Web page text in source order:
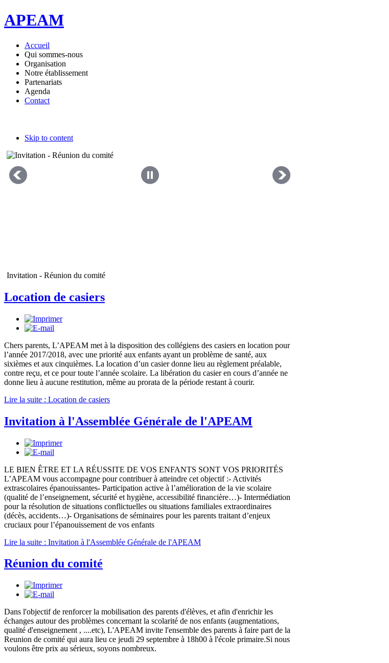
APEAM
Accueil
Qui sommes-nous
Organisation
Notre établissement
Partenariats
Agenda
Contact
Skip to content
Invitation - Réunion du comité
Location de casiers
Chers parents, L’APEAM met à la disposition des collégiens des casiers en location pour
l’année 2017/2018, avec une priorité aux enfants ayant un problème de santé, aux
sixièmes et aux cinquièmes. La location d’un casier donne lieu au règlement préalable,
contre reçu, et ce pour toute l’année scolaire. La libération du casier en cours d’année ne
donne lieu à aucune restitution, même au prorata de la période restant à courir.
Lire la suite : Location de casiers
Invitation à l'Assemblée Générale de l'APEAM
LE BIEN ÊTRE ET LA RÉUSSITE DE VOS ENFANTS SONT VOS PRIORITÉS
L’APEAM vous accompagne pour contribuer à atteindre cet objectif :- Activités
extrascolaires épanouissantes- Participation active à l’amélioration de la vie scolaire
(qualité de l’enseignement, sécurité et hygiène, accessibilité financière…)- Intermédiation
pour la résolution de situations conflictuelles ou situations familiales extraordinaires
(décès, accidents…)- Organisations de séminaires pour les parents traitant d’enjeux
cruciaux pour l’épanouissement de vos enfants
Lire la suite : Invitation à l'Assemblée Générale de l'APEAM
Réunion du comité
Dans l'objectif de renforcer la mobilisation des parents d'élèves, et afin d'enrichir les
échanges autour des problèmes concernant la scolarité de nos enfants (augmentations,
qualité d'enseignement , ....etc), L'APEAM invite l'ensemble des parents à faire part de la
Reunion de comité qui aura lieu ce jeudi 29 septembre à 18h00 à l'école primaire.Si nous
voulons être prix au sérieux, soyons nombreux.